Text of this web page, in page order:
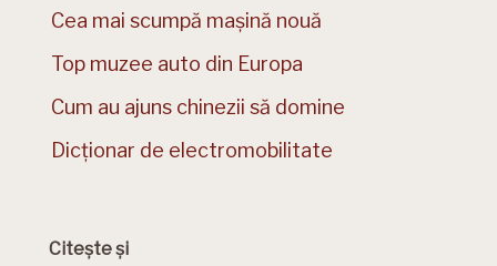
Cea mai scumpă mașină nouă
Top muzee auto din Europa
Cum au ajuns chinezii să domine
Dicționar de electromobilitate
Citește și